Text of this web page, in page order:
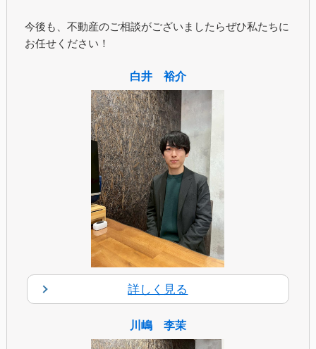
今後も、不動産のご相談がございましたらぜひ私たちに
お任せください！
白井 裕介
詳しく見る
川嶋 李茉